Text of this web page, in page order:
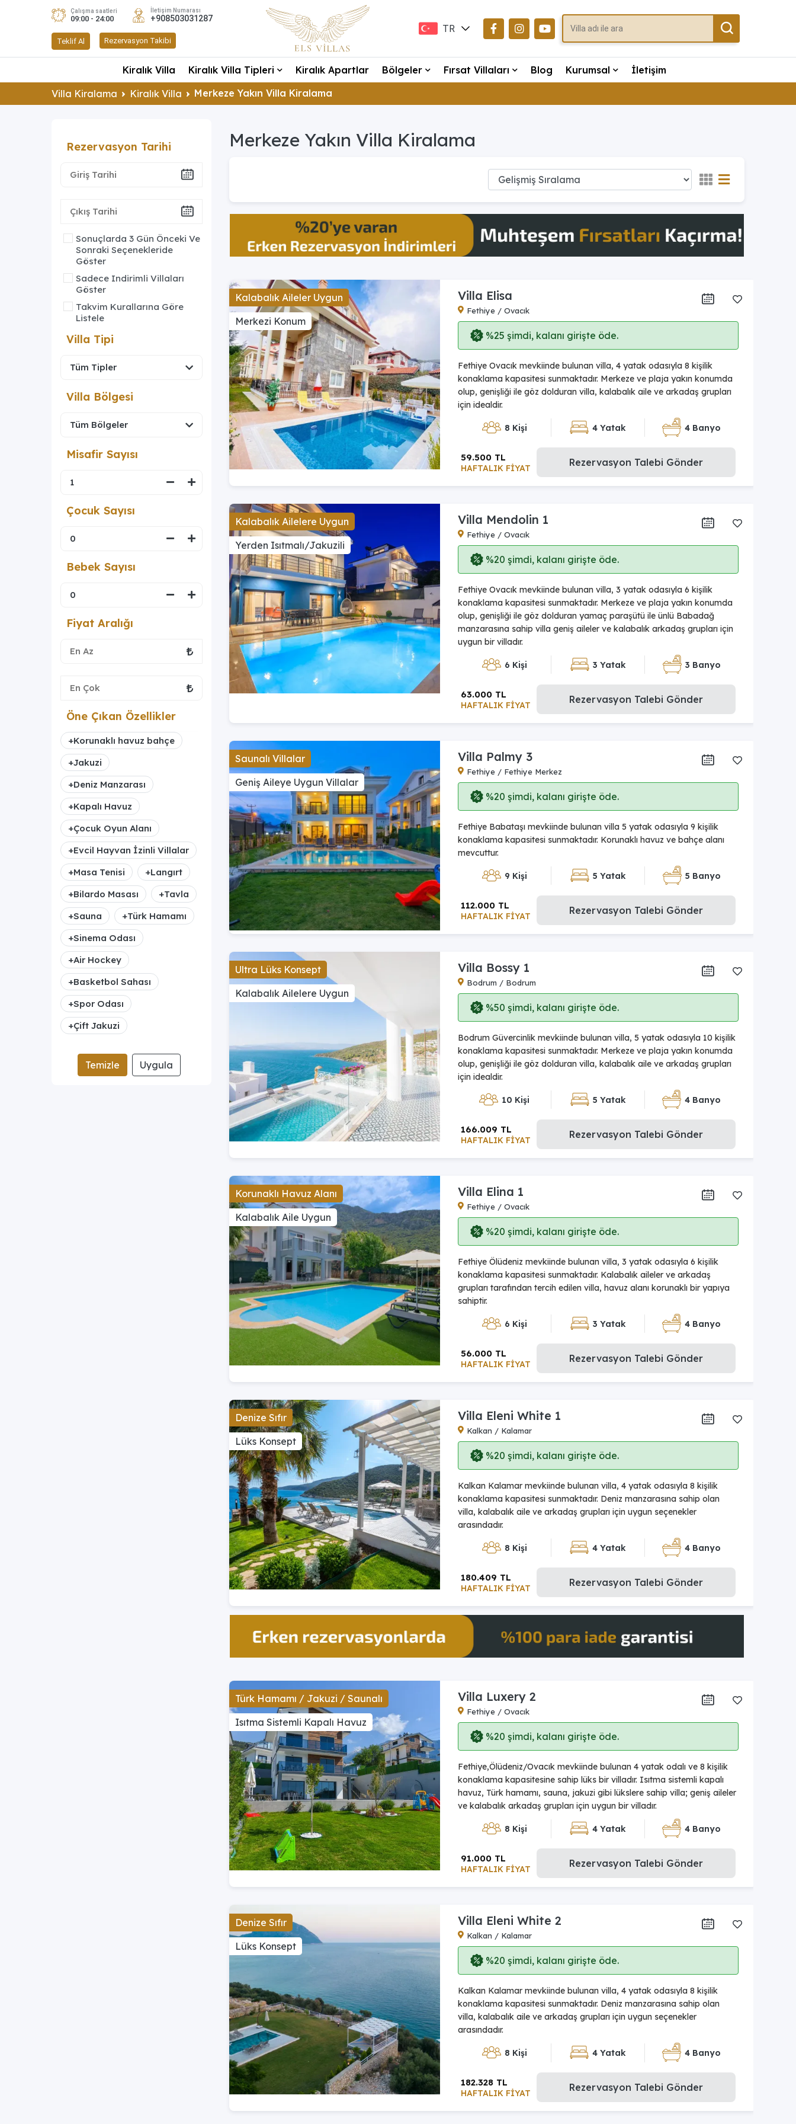
Çalışma saatleri
09:00 - 24:00
İletişim Numarası
+908503031287
Teklif Al Rezervasyon Takibi
TR
DE
Kiralık Villa Kiralık Villa Tipleri Kiralık Apartlar Bölgeler Fırsat Villaları Blog Kurumsal
İletişim
Villa Kiralama
Kiralık Villa Merkeze Yakın Villa Kiralama
Rezervasyon Tarihi
Sonuçlarda 3 Gün Önceki Ve
Sonraki Seçenekleride
Göster
Sadece Indirimli Villaları
Göster
Takvim Kurallarına Göre
Listele
Villa Tipi
Villa Bölgesi
Misafir Sayısı
Çocuk Sayısı
Bebek Sayısı
Fiyat Aralığı
Öne Çıkan Özellikler
+Korunaklı havuz bahçe
+Jakuzi
+Deniz Manzarası
+Kapalı Havuz
+Çocuk Oyun Alanı
+Evcil Hayvan İzinli Villalar
+Masa Tenisi +Langırt
+Bilardo Masası +Tavla
+Sauna +Türk Hamamı
+Sinema Odası
+Air Hockey
+Basketbol Sahası
+Spor Odası
+Çift Jakuzi
Temizle Uygula
Merkeze Yakın Villa Kiralama
Kalabalık Aileler Uygun
Merkezi Konum
Villa Elisa
Fethiye / Ovacık
%25 şimdi, kalanı girişte öde.
Fethiye Ovacık mevkiinde bulunan villa, 4 yatak odasıyla 8 kişilik
konaklama kapasitesi sunmaktadır. Merkeze ve plaja yakın konumda
olup, genişliği ile göz dolduran villa, kalabalık aile ve arkadaş grupları
için idealdir.
8 Kişi 4 Yatak 4 Banyo
HAFTALIK FİYAT
59.500 TL Rezervasyon Talebi Gönder
Kalabalık Ailelere Uygun
Yerden Isıtmalı/Jakuzili
Villa Mendolin 1
Fethiye / Ovacık
%20 şimdi, kalanı girişte öde.
Fethiye Ovacık mevkiinde bulunan villa, 3 yatak odasıyla 6 kişilik
konaklama kapasitesi sunmaktadır. Merkeze ve plaja yakın konumda
olup, genişliği ile göz dolduran yamaç paraşütü ile ünlü Babadağ
manzarasına sahip villa geniş aileler ve kalabalık arkadaş grupları için
uygun bir villadır.
6 Kişi 3 Yatak 3 Banyo
HAFTALIK FİYAT
63.000 TL Rezervasyon Talebi Gönder
Saunalı Villalar
Geniş Aileye Uygun Villalar
Villa Palmy 3
Fethiye / Fethiye Merkez
%20 şimdi, kalanı girişte öde.
Fethiye Babataşı mevkiinde bulunan villa 5 yatak odasıyla 9 kişilik
konaklama kapasitesi sunmaktadır. Korunaklı havuz ve bahçe alanı
mevcuttur.
9 Kişi 5 Yatak 5 Banyo
HAFTALIK FİYAT
112.000 TL Rezervasyon Talebi Gönder
Ultra Lüks Konsept
Kalabalık Ailelere Uygun
Villa Bossy 1
Bodrum / Bodrum
%50 şimdi, kalanı girişte öde.
Bodrum Güvercinlik mevkiinde bulunan villa, 5 yatak odasıyla 10 kişilik
konaklama kapasitesi sunmaktadır. Merkeze ve plaja yakın konumda
olup, genişliği ile göz dolduran villa, kalabalık aile ve arkadaş grupları
için idealdir.
10 Kişi 5 Yatak 4 Banyo
HAFTALIK FİYAT
166.009 TL Rezervasyon Talebi Gönder
Korunaklı Havuz Alanı
Kalabalık Aile Uygun
Villa Elina 1
Fethiye / Ovacık
%20 şimdi, kalanı girişte öde.
Fethiye Ölüdeniz mevkiinde bulunan villa, 3 yatak odasıyla 6 kişilik
konaklama kapasitesi sunmaktadır. Kalabalık aileler ve arkadaş
grupları tarafından tercih edilen villa, havuz alanı korunaklı bir yapıya
sahiptir.
6 Kişi 3 Yatak 4 Banyo
HAFTALIK FİYAT
56.000 TL Rezervasyon Talebi Gönder
Denize Sıfır
Lüks Konsept
Villa Eleni White 1
Kalkan / Kalamar
%20 şimdi, kalanı girişte öde.
Kalkan Kalamar mevkiinde bulunan villa, 4 yatak odasıyla 8 kişilik
konaklama kapasitesi sunmaktadır. Deniz manzarasına sahip olan
villa, kalabalık aile ve arkadaş grupları için uygun seçenekler
arasındadır.
8 Kişi 4 Yatak 4 Banyo
HAFTALIK FİYAT
180.409 TL Rezervasyon Talebi Gönder
Türk Hamamı / Jakuzi / Saunalı
Isıtma Sistemli Kapalı Havuz
Villa Luxery 2
Fethiye / Ovacık
%20 şimdi, kalanı girişte öde.
Fethiye,Ölüdeniz/Ovacık mevkiinde bulunan 4 yatak odalı ve 8 kişilik
konaklama kapasitesine sahip lüks bir villadır. Isıtma sistemli kapalı
havuz, Türk hamamı, sauna, jakuzi gibi lükslere sahip villa; geniş aileler
ve kalabalık arkadaş grupları için uygun bir villadır.
8 Kişi 4 Yatak 4 Banyo
HAFTALIK FİYAT
91.000 TL Rezervasyon Talebi Gönder
Denize Sıfır
Lüks Konsept
Villa Eleni White 2
Kalkan / Kalamar
%20 şimdi, kalanı girişte öde.
Kalkan Kalamar mevkiinde bulunan villa, 4 yatak odasıyla 8 kişilik
konaklama kapasitesi sunmaktadır. Deniz manzarasına sahip olan
villa, kalabalık aile ve arkadaş grupları için uygun seçenekler
arasındadır.
8 Kişi 4 Yatak 4 Banyo
HAFTALIK FİYAT
182.328 TL Rezervasyon Talebi Gönder